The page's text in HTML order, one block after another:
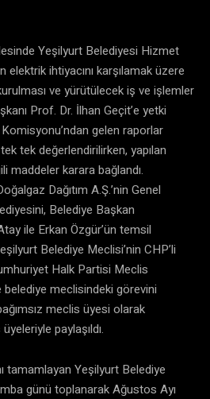
Yeşilyurt Belediyesi Hizmet
elektrik ihtiyacını karşılamak üzere
ve yürütülecek iş ve işlemler
Prof. Dr. İlhan Geçit’e yetki
gelen raporlar
tek değerlendirilirken, yapılan
maddeler karara bağlandı.
Dağıtım A.Ş.’nin Genel
Belediye Başkan
ile Erkan Özgür’ün temsil
Belediye Meclisi’nin CHP’li
Halk Partisi Meclis
meclisindeki görevini
meclis üyesi olarak
paylaşıldı.
tamamlayan Yeşilyurt Belediye
günü toplanarak Ağustos Ayı